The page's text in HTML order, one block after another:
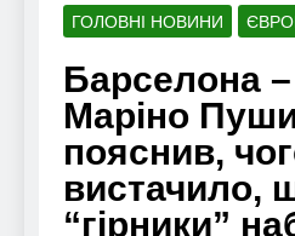
ГОЛОВНІ НОВИНИ
Барселона
Маріно
пояснив,
вистачило,
“гірники”